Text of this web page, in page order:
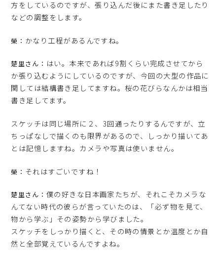
方をしているのですが、張り込んだ後にまた書き足したり
などの調整をします。
榮： かなり工程があるんですね。
楚里さん： はい。本来であれば9割くらい完成させてから
か張り込むようにしているのですが、今回の大型の作品に
関しては結構書き足してますね。桜の花びらなんかは相当
書き足してます。
スケッチは同じ場所に２、3回通ったりするんですが、立
ちっぱなしで描くのも限界があるので、しっかり描いてあ
とは記憶しますね。カメラや写真は使いません。
榮： それはすごいですね！
楚里さん： 僕の好きな日本画家たちが、それこそカメラな
んてない時代の彼らが言っていたのは、「必ず物を見て、
物から学ぶ」その姿勢から学びました。
スケッチをしっかり描くと、その時の情景とか温度とか自
然と全部覚えているんですよね。